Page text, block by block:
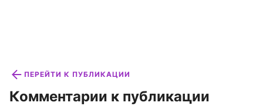
ПЕРЕЙТИ К ПУБЛИКАЦИИ
Комментарии к публикации